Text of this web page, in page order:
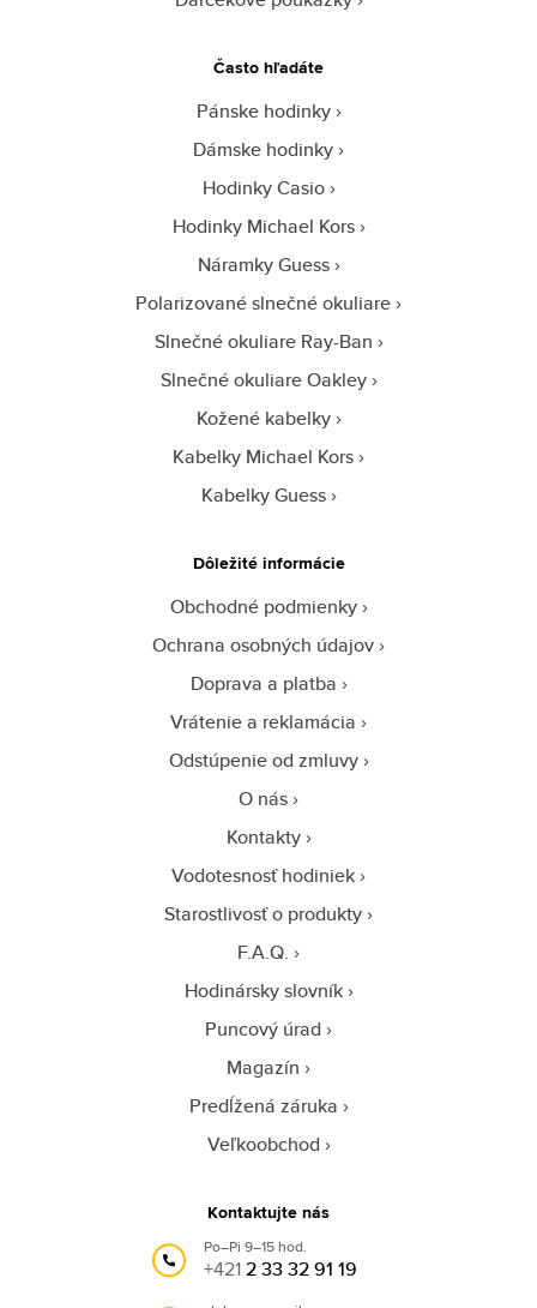
Často hľadáte
Pánske hodinky
Dámske hodinky
Hodinky Casio
Hodinky Michael Kors
Náramky Guess
Polarizované slnečné okuliare
Slnečné okuliare Ray-Ban
Slnečné okuliare Oakley
Kožené kabelky
Kabelky Michael Kors
Kabelky Guess
Dôležité informácie
Obchodné podmienky
Ochrana osobných údajov
Doprava a platba
Vrátenie a reklamácia
Odstúpenie od zmluvy
O nás
Kontakty
Vodotesnosť hodiniek
Starostlivosť o produkty
F.A.Q.
Hodinársky slovník
Puncový úrad
Magazín
Predĺžená záruka
Veľkoobchod
Kontaktujte nás
Po–Pi 9–15 hod.
+4212 33 32 91 19